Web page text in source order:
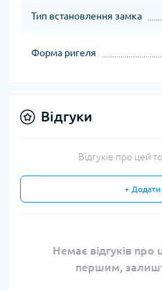
Тип встановлення замка
Форма ригеля
Відгуки
Відгуків про цей
+ Додати
Немає відгуків про
першим,